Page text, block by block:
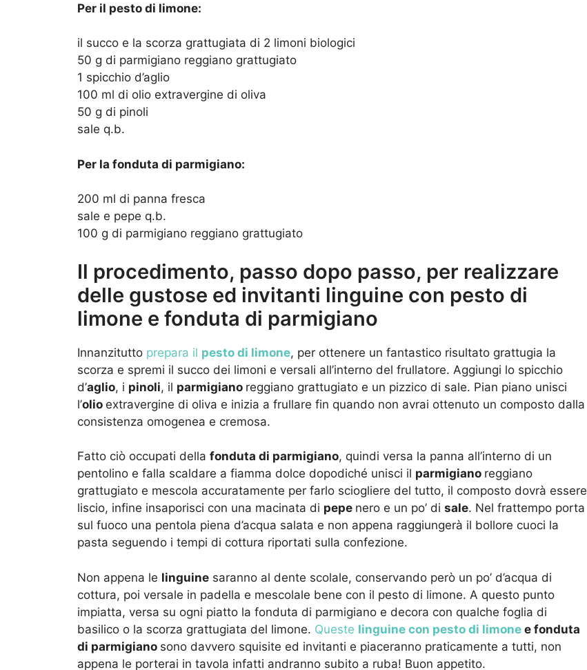
Per il pesto di limone:
il succo e la scorza grattugiata di 2 limoni biologici
50 g di parmigiano reggiano grattugiato
1 spicchio d’aglio
100 ml di olio extravergine di oliva
50 g di pinoli
sale q.b.
Per la fonduta di parmigiano:
200 ml di panna fresca
sale e pepe q.b.
100 g di parmigiano reggiano grattugiato
Il procedimento, passo dopo passo, per realizzare
delle gustose ed invitanti linguine con pesto di
limone e fonduta di parmigiano
Innanzitutto prepara il pesto di limone, per ottenere un fantastico risultato grattugia la
scorza e spremi il succo dei limoni e versali all’interno del frullatore. Aggiungi lo spicchio
d’aglio, i pinoli, il parmigiano reggiano grattugiato e un pizzico di sale. Pian piano unisci
l’olio extravergine di oliva e inizia a frullare fin quando non avrai ottenuto un composto dalla
consistenza omogenea e cremosa.
Fatto ciò occupati della fonduta di parmigiano, quindi versa la panna all’interno di un
pentolino e falla scaldare a fiamma dolce dopodiché unisci il parmigiano reggiano
grattugiato e mescola accuratamente per farlo sciogliere del tutto, il composto dovrà essere
liscio, infine insaporisci con una macinata di pepe nero e un po’ di sale. Nel frattempo porta
sul fuoco una pentola piena d’acqua salata e non appena raggiungerà il bollore cuoci la
pasta seguendo i tempi di cottura riportati sulla confezione.
Non appena le linguine saranno al dente scolale, conservando però un po’ d’acqua di
cottura, poi versale in padella e mescolale bene con il pesto di limone. A questo punto
impiatta, versa su ogni piatto la fonduta di parmigiano e decora con qualche foglia di
basilico o la scorza grattugiata del limone. Queste linguine con pesto di limone e fonduta
di parmigiano sono davvero squisite ed invitanti e piaceranno praticamente a tutti, non
appena le porterai in tavola infatti andranno subito a ruba! Buon appetito.